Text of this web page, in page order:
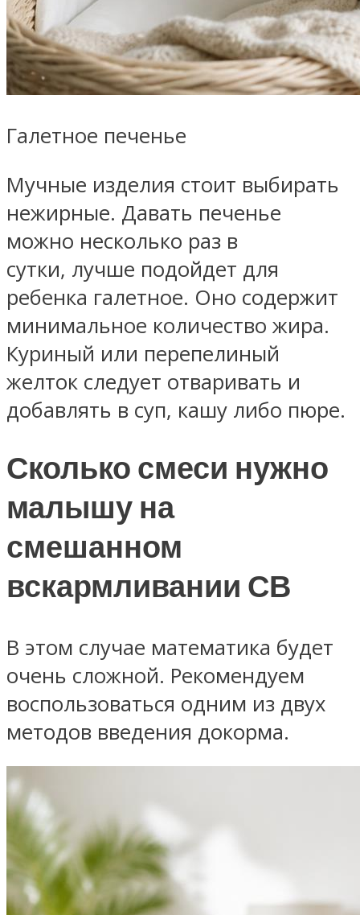
Галетное печенье
Мучные изделия стоит выбирать
нежирные. Давать печенье
можно несколько раз в
сутки, лучше подойдет для
ребенка галетное. Оно содержит
минимальное количество жира.
Куриный или перепелиный
желток следует отваривать и
добавлять в суп, кашу либо пюре.
Сколько смеси нужно
малышу на
смешанном
вскармливании СВ
В этом случае математика будет
очень сложной. Рекомендуем
воспользоваться одним из двух
методов введения докорма.